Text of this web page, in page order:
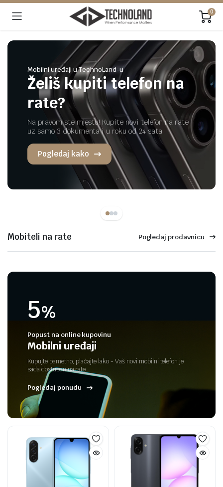
0
Mobilni uređaji u TechnoLand-u
Želiš kupiti telefon na
rate?
Na pravom ste mjestu! Kupite novi telefon na rate
uz samo 3 dokumenta i u roku od 24 sata
Pogledaj kako
Mobiteli na rate Pogledaj prodavnicu
5%
Popust na online kupovinu
Mobilni uređaji
Kupujte pametno, plaćajte lako - Vaš novi mobilni telefon je
sada dostupan na rate
Pogledaj ponudu